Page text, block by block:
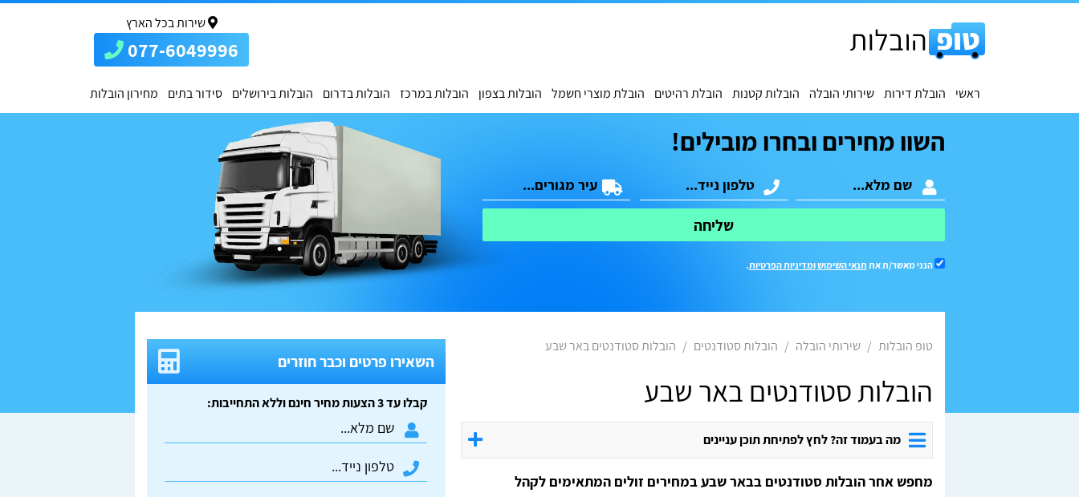
שירות בכל הארץ
077-6049996
ראשי הובלת דירות שירותי הובלה הובלות קטנות הובלת רהיטים הובלת מוצרי חשמל הובלות בצפון הובלות במרכז הובלות בדרום הובלות בירושלים סידור בתים מחירון הובלות
השוו מחירים ובחרו מובילים!
שליחה
הנני מאשר/ת את תנאי השימושומדיניות הפרטיות.
טופ הובלות שירותי הובלה הובלות סטודנטים הובלות סטודנטים באר שבע
הובלות סטודנטים באר שבע
מה בעמוד זה? לחץ לפתיחת תוכן עניינים
מחפש אחר הובלות סטודנטים בבאר שבע במחירים זולים המתאימים לקהל
השאירו פרטים וכבר חוזרים
קבלו עד 3 הצעות מחיר חינם וללא התחייבות: